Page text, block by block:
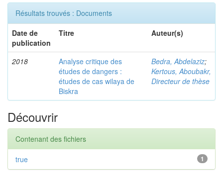
Résultats trouvés : Documents
Date de
publication
Titre Auteur(s)
2018
Analyse critique des
études de dangers :
études de cas wilaya de
Biskra
Bedra, Abdelaziz;
Kertous, Aboubakr,
Directeur de thèse
Découvrir
Contenant des fichiers
1
true